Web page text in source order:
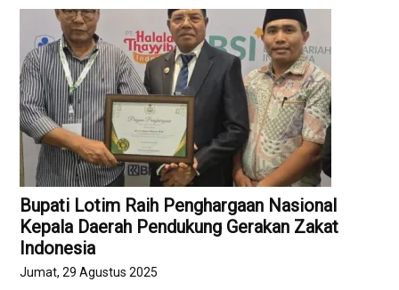
Bupati Lotim Raih Penghargaan Nasional
Kepala Daerah Pendukung Gerakan Zakat
Indonesia
Jumat, 29 Agustus 2025